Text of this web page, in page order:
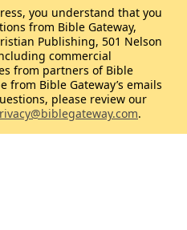
you understand that you
from Bible Gateway,
Publishing, 501 Nelson
commercial
from partners of Bible
from Bible Gateway’s emails
please review our
.